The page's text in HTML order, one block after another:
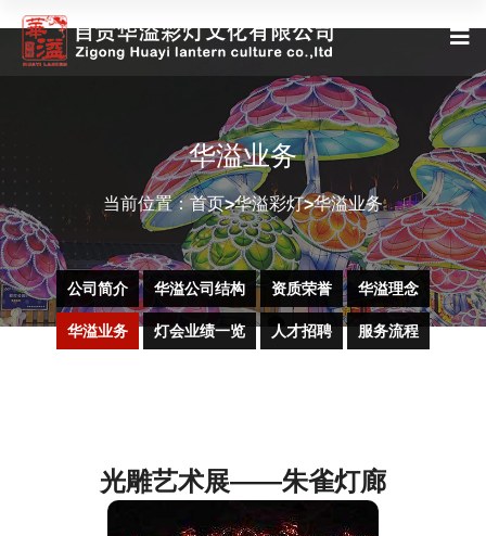
华溢业务
当前位置：首页>华溢彩灯>华溢业务
公司简介 华溢公司结构 资质荣誉 华溢理念
华溢业务 灯会业绩一览 人才招聘 服务流程
光雕艺术展——朱雀灯廊